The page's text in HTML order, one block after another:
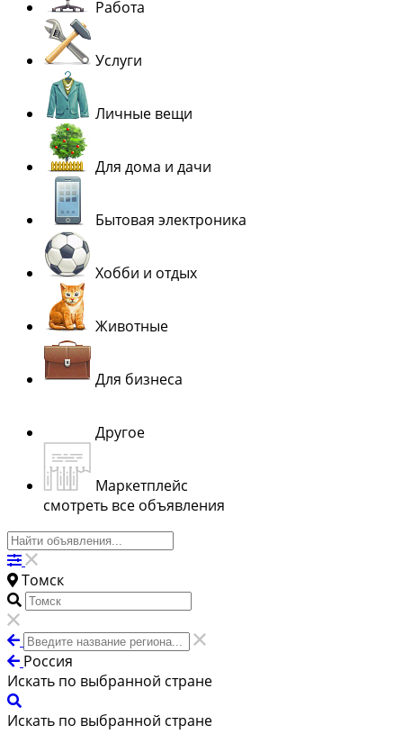
Работа
Услуги
Личные вещи
Для дома и дачи
Бытовая электроника
Хобби и отдых
Животные
Для бизнеса
Другое
Маркетплейс
смотреть все объявления
Томск
Россия
Искать по выбранной стране
Искать по выбранной стране